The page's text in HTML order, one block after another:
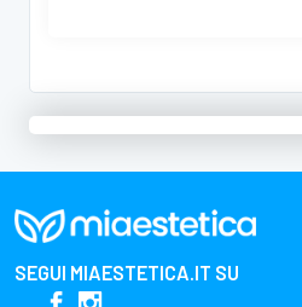
SEGUI MIAESTETICA.IT SU